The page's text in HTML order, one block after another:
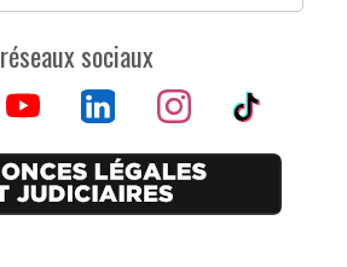
réseaux sociaux